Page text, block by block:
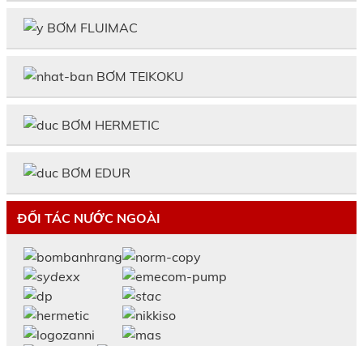
BƠM FLUIMAC
BƠM TEIKOKU
BƠM HERMETIC
BƠM EDUR
ĐỐI TÁC NƯỚC NGOÀI